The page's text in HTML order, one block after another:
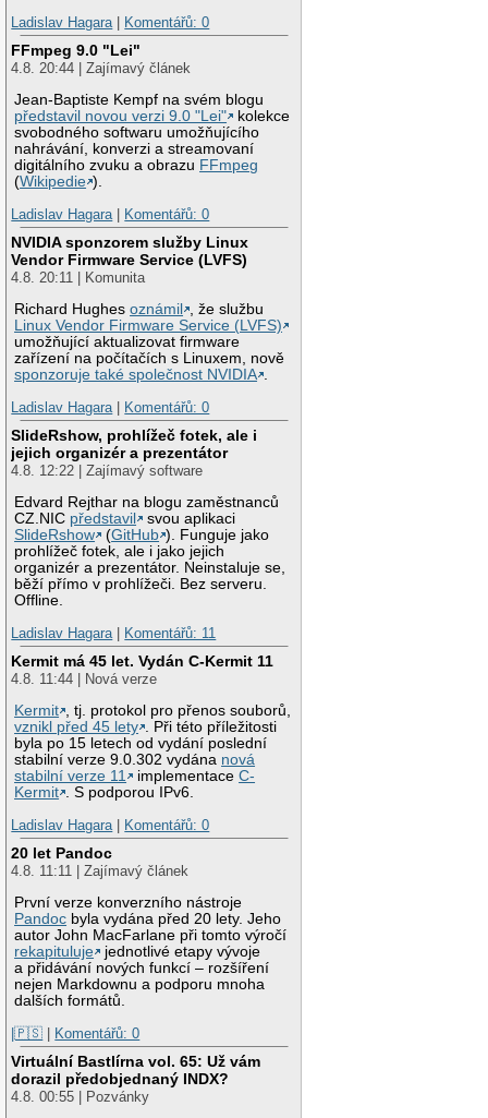
Ladislav Hagara
Komentářů: 0
FFmpeg 9.0 "Lei"
4.8. 20:44 | Zajímavý článek
Jean-Baptiste Kempf na svém blogu
představil novou verzi 9.0 "Lei"
kolekce
svobodného softwaru umožňujícího
nahrávání, konverzi a streamovaní
digitálního zvuku a obrazu FFmpeg
(Wikipedie ).
Ladislav Hagara
Komentářů: 0
NVIDIA sponzorem služby Linux
Vendor Firmware Service (LVFS)
4.8. 20:11 | Komunita
Richard Hughesoznámil
, že službu
Linux Vendor Firmware Service (LVFS)
umožňující aktualizovat firmware
zařízení na počítačích s Linuxem, nově
sponzoruje také společnost NVIDIA .
Ladislav Hagara | Komentářů: 0
SlideRshow, prohlížeč fotek, ale i
jejich organizér a prezentátor
4.8. 12:22 | Zajímavý software
Edvard Rejthar na blogu zaměstnanců
CZ.NIC představil
svou aplikaci
SlideRshow
(GitHub ). Funguje jako
prohlížeč fotek, ale i jako jejich
organizér a prezentátor. Neinstaluje se,
běží přímo v prohlížeči. Bez serveru.
Offline.
Ladislav Hagara | Komentářů: 11
Kermit má 45 let. Vydán C-Kermit 11
4.8. 11:44 | Nová verze
Kermit , tj. protokol pro přenos souborů,
vznikl před 45 lety . Při této příležitosti
byla po 15 letech od vydání poslední
stabilní verze 9.0.302 vydána nová
stabilní verze 11
implementaceC-
Kermit . S podporou IPv6.
Ladislav Hagara | Komentářů: 0
20 let Pandoc
4.8. 11:11 | Zajímavý článek
První verze konverzního nástroje
Pandoc byla vydána před 20 lety. Jeho
autor John MacFarlane při tomto výročí
rekapituluje
jednotlivé etapy vývoje
a přidávání nových funkcí – rozšíření
nejen Markdownu a podporu mnoha
dalších formátů.
|🇵🇸 | Komentářů: 0
Virtuální Bastlírna vol. 65: Už vám
dorazil předobjednaný INDX?
4.8. 00:55 | Pozvánky